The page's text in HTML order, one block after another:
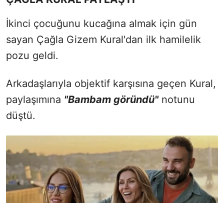
İkinci çocuğunu kucağına almak için gün
sayan Çağla Gizem Kural'dan ilk hamilelik
pozu geldi.
Arkadaşlarıyla objektif karşısına geçen Kural,
paylaşımına "Bambam göründü"notunu
düştü.